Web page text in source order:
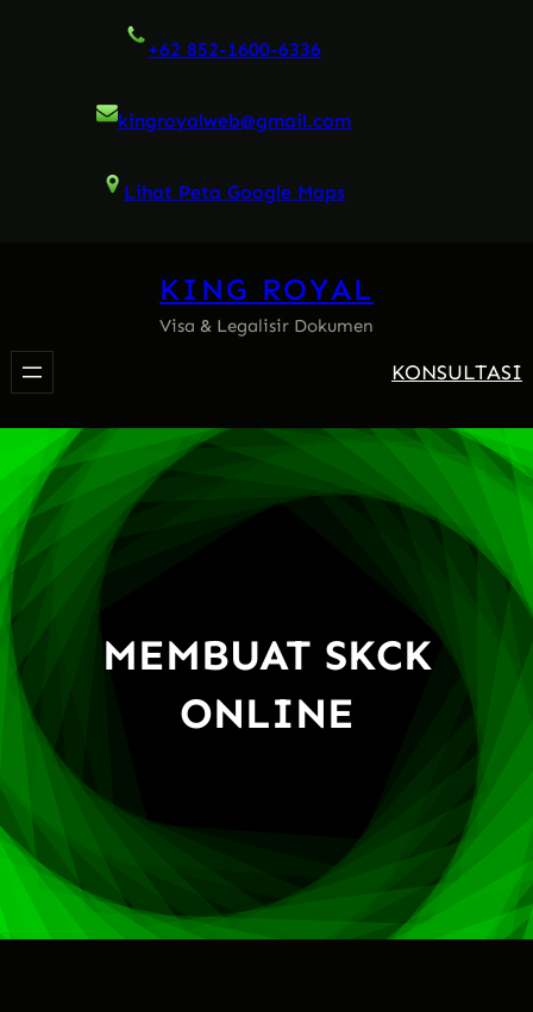
+62 852-1600-6336
kingroyalweb@gmail.com
Lihat Peta Google Maps
KING ROYAL
Visa & Legalisir Dokumen
KONSULTASI
MEMBUAT SKCK
ONLINE